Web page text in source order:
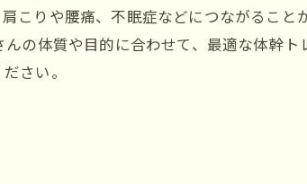
こりや腰痛、不眠症などにつながるこ
の体質や目的に合わせて、最適な体幹
さい。